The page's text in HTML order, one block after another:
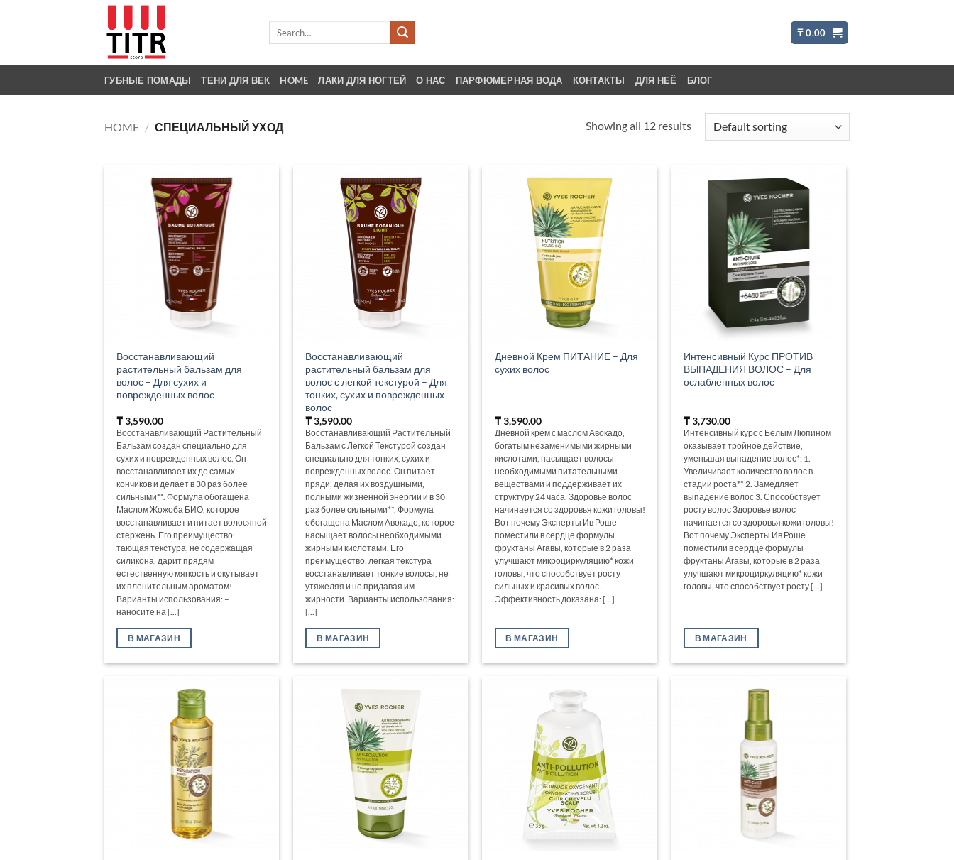
₸0.00
ГУБНЫЕ ПОМАДЫ ТЕНИ ДЛЯ ВЕК HOME ЛАКИ ДЛЯ НОГТЕЙ О НАС ПАРФЮМЕРНАЯ ВОДА КОНТАКТЫ ДЛЯ НЕЁ БЛОГ
HOME / СПЕЦИАЛЬНЫЙ УХОД Showing all 12 results
Восстанавливающий
растительный бальзам для
волос – Для сухих и
поврежденных волос
₸3,590.00
Восстанавливающий Растительный
Бальзам создан специально для
сухих и поврежденных волос. Он
восстанавливает их до самых
кончиков и делает в 30 раз более
сильными**. Формула обогащена
Маслом Жожоба БИО, которое
восстанавливает и питает волосяной
стержень. Его преимущество:
тающая текстура, не содержащая
силикона, дарит прядям
естественную мягкость и окутывает
их пленительным ароматом!
Варианты использования: –
наносите на [...]
В МАГАЗИН
Восстанавливающий
растительный бальзам для
волос с легкой текстурой – Для
тонких, сухих и поврежденных
волос
₸3,590.00
Восстанавливающий Растительный
Бальзам с Легкой Текстурой создан
специально для тонких, сухих и
поврежденных волос. Он питает
пряди, делая их воздушными,
полными жизненной энергии и в 30
раз более сильными**. Формула
обогащена Маслом Авокадо, которое
насыщает волосы необходимыми
жирными кислотами. Его
преимущество: легкая текстура
восстанавливает тонкие волосы, не
утяжеляя и не придавая им
жирности. Варианты использования:
[...]
В МАГАЗИН
Дневной Крем ПИТАНИЕ – Для
сухих волос
₸3,590.00
Дневной крем с маслом Авокадо,
богатым незаменимыми жирными
кислотами, насыщает волосы
необходимыми питательными
веществами и поддерживает их
структуру 24 часа. Здоровье волос
начинается со здоровья кожи головы!
Вот почему Эксперты Ив Роше
поместили в сердце формулы
фруктаны Агавы, которые в 2 раза
улучшают микроциркуляцию* кожи
головы, что способствует росту
сильных и красивых волос.
Эффективность доказана: [...]
В МАГАЗИН
Интенсивный Курс ПРОТИВ
ВЫПАДЕНИЯ ВОЛОС – Для
ослабленных волос
₸3,730.00
Интенсивный курс с Белым Люпином
оказывает тройное действие,
уменьшая выпадение волос*: 1.
Увеличивает количество волос в
стадии роста** 2. Замедляет
выпадение волос 3. Способствует
росту волос Здоровье волос
начинается со здоровья кожи головы!
Вот почему Эксперты Ив Роше
поместили в сердце формулы
фруктаны Агавы, которые в 2 раза
улучшают микроциркуляцию* кожи
головы, что способствует росту [...]
В МАГАЗИН